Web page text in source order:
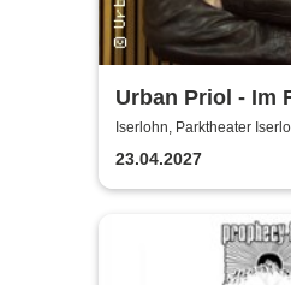
Urban Priol - Im
Iserlohn, Parktheater
23.04.2027